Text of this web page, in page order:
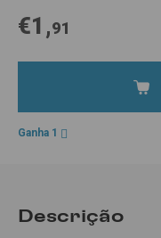
€1,91
Ganha 1
Descrição